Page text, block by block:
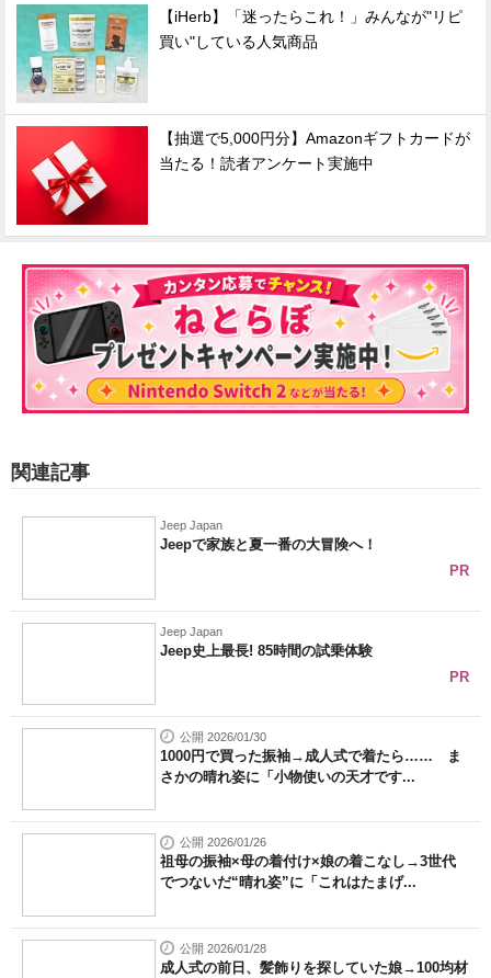
【iHerb】「迷ったらこれ！」みんなが"リピ
買い"している人気商品
【抽選で5,000円分】Amazonギフトカードが
当たる！読者アンケート実施中
関連記事
Jeep Japan
Jeepで家族と夏一番の大冒険へ！
PR
Jeep Japan
Jeep史上最長! 85時間の試乗体験
PR
公開 2026/01/30
1000円で買った振袖→成人式で着たら…… ま
さかの晴れ姿に「小物使いの天才です...
公開 2026/01/26
祖母の振袖×母の着付け×娘の着こなし→3世代
でつないだ“晴れ姿”に「これはたまげ...
公開 2026/01/28
成人式の前日、髪飾りを探していた娘→100均材